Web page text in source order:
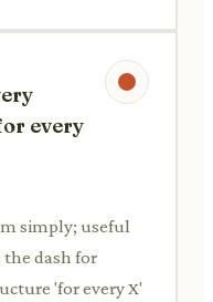
every
simply; useful
the dash for
'for every X'